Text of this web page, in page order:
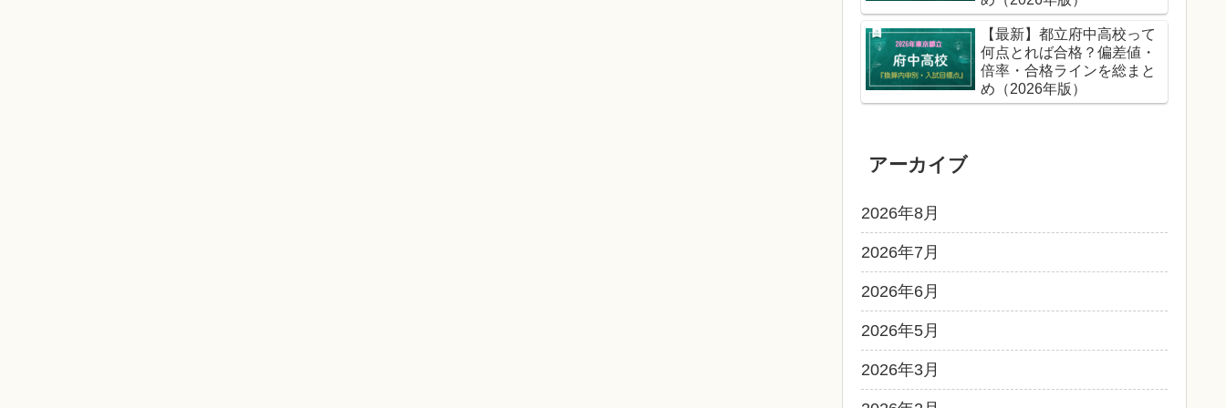
【最新】都立府中高校って
何点とれば合格？偏差値・
倍率・合格ラインを総まと
め（2026年版）
アーカイブ
2026年8月
2026年7月
2026年6月
2026年5月
2026年3月